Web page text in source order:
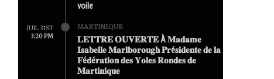
voile
JUIL 31ST
3:20 PM
MARTINIQUE
𝐋𝐄𝐓𝐓𝐑𝐄 𝐎𝐔𝐕𝐄𝐑𝐓𝐄 À 𝐌𝐚𝐝𝐚𝐦𝐞
𝐈𝐬𝐚𝐛𝐞𝐥𝐥𝐞 𝐌𝐚𝐫𝐥𝐛𝐨𝐫𝐨𝐮𝐠𝐡 𝐏𝐫é𝐬𝐢𝐝𝐞𝐧𝐭𝐞 𝐝𝐞 𝐥𝐚
𝐅é𝐝é𝐫𝐚𝐭𝐢𝐨𝐧 𝐝𝐞𝐬 𝐘𝐨𝐥𝐞𝐬 𝐑𝐨𝐧𝐝𝐞𝐬 𝐝𝐞
𝐌𝐚𝐫𝐭𝐢𝐧𝐢𝐪𝐮𝐞